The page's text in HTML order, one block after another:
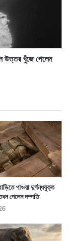
এই বিষয়টি
সংস্থার। যারা
তাদের চকোলেট
উত্তর খুঁজে পেলেন
পাওয়া দুর্গন্ধযুক্ত
পেলেন দম্পতি